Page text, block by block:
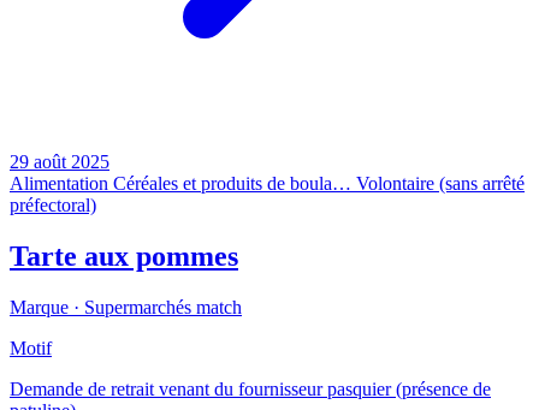
29 août 2025
Alimentation Céréales et produits de boula… Volontaire (sans arrêté
préfectoral)
Tarte aux pommes
Marque · Supermarchés match
Motif
Demande de retrait venant du fournisseur pasquier (présence de